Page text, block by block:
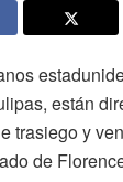
están
trasiego y
de